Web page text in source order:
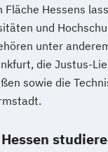
Fläche Hessens
und
unter
die Justus-
sowie die